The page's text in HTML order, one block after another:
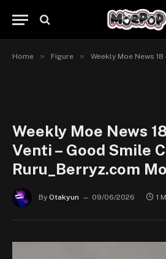
Home » Figure » Weekly Moe News 18 –
Weekly Moe News
Venti – Good Smile
Ruru_Berryz.com
By Otakyun 09/06/2026 1